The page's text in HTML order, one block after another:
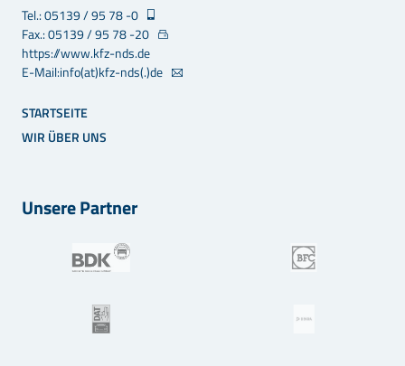
Tel.: 05139 / 95 78 -0
Fax.: 05139 / 95 78 -20
https://www.kfz-nds.de
E-Mail:info(at)kfz-nds(.)de
STARTSEITE
WIR ÜBER UNS
Unsere Partner